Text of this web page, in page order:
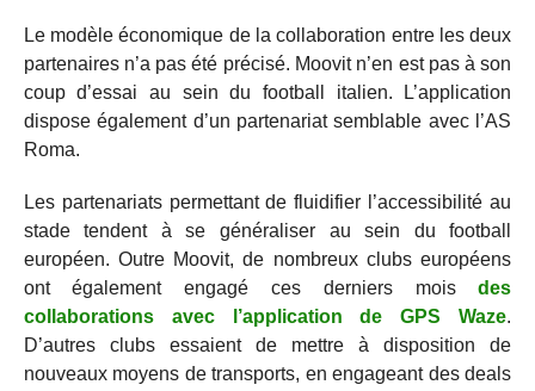
Le modèle économique de la collaboration entre les deux
partenaires n’a pas été précisé. Moovit n’en est pas à son
coup d’essai au sein du football italien. L’application
dispose également d’un partenariat semblable avec l’AS
Roma.
Les partenariats permettant de fluidifier l’accessibilité au
stade tendent à se généraliser au sein du football
européen. Outre Moovit, de nombreux clubs européens
ont également engagé ces derniers moisdes
collaborations avec l’application de GPS Waze.
D’autres clubs essaient de mettre à disposition de
nouveaux moyens de transports, en engageant des deals